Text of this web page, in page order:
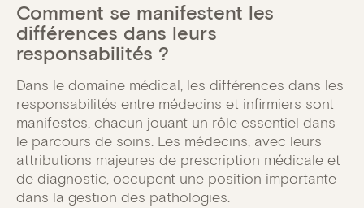
Comment se manifestent les
différences dans leurs
responsabilités ?
Dans le domaine médical, les différences dans les
responsabilités entre médecins et infirmiers sont
manifestes, chacun jouant un rôle essentiel dans
le parcours de soins. Les médecins, avec leurs
attributions majeures de prescription médicale et
de diagnostic, occupent une position importante
dans la gestion des pathologies.